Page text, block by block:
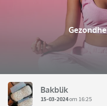
Bakblik
15-03-2024om 16:25